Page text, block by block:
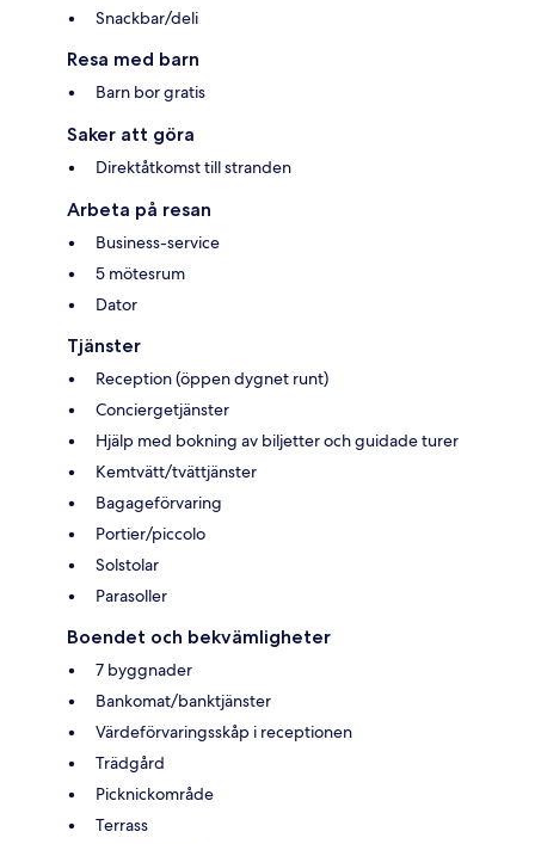
Snackbar/deli
Resa med barn
Barn bor gratis
Saker att göra
Direktåtkomst till stranden
Arbeta på resan
Business-service
5 mötesrum
Dator
Tjänster
Reception (öppen dygnet runt)
Conciergetjänster
Hjälp med bokning av biljetter och guidade turer
Kemtvätt/tvättjänster
Bagageförvaring
Portier/piccolo
Solstolar
Parasoller
Boendet och bekvämligheter
7 byggnader
Bankomat/banktjänster
Värdeförvaringsskåp i receptionen
Trädgård
Picknickområde
Terrass